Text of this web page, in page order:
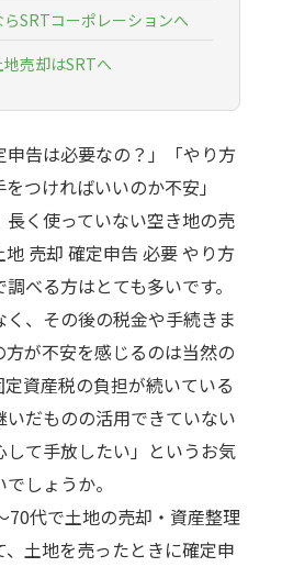
SRTコーポレーションへ
売却はSRTへ
申告は必要なの？」「やり方
つければいいのか不安」
く使っていない空き地の売
売却 確定申告 必要 やり方
べる方はとても多いです。
、その後の税金や手続きま
が不安を感じるのは当然の
資産税の負担が続いている
だものの活用できていない
て手放したい」というお気
しょうか。
70代で土地の売却・資産整理
土地を売ったときに確定申